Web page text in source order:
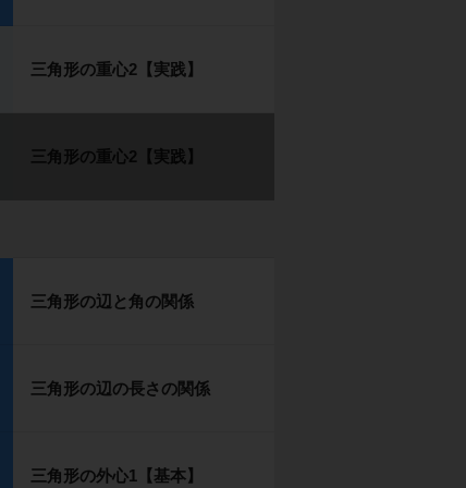
三角形の重心2【実践】
三角形の重心2【実践】
三角形の辺と角の関係
三角形の辺の長さの関係
三角形の外心1【基本】